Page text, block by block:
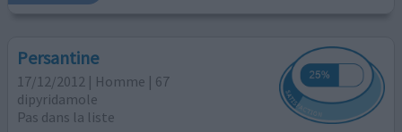
Persantine
17/12/2012 | Homme | 67
dipyridamole
Pas dans la liste